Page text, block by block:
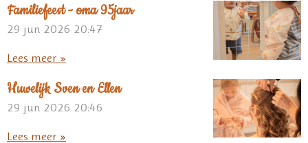
Familiefeest - oma 95jaar
29 jun 2026 20:47
Lees meer »
Huwelijk Sven en Ellen
29 jun 2026 20:46
Lees meer »